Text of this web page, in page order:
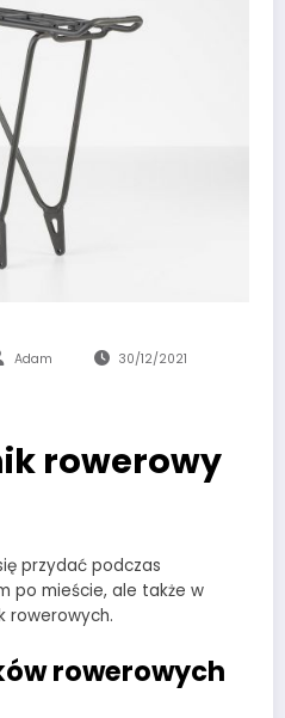
Adam 30/12/2021
rowerowy
przydać podczas
po mieście, ale także w
rowerowych.
rowerowych